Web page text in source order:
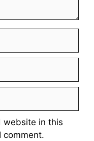
website in this
comment.